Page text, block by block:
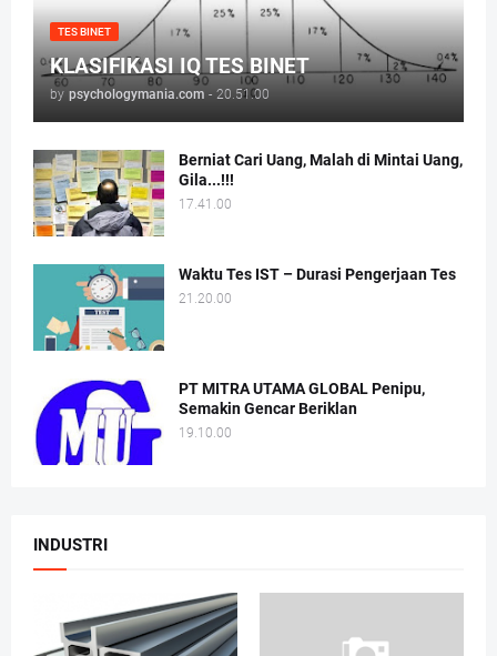
TES BINET
KLASIFIKASI IQ TES BINET
by psychologymania.com - 20.51.00
Berniat Cari Uang, Malah di Mintai Uang,
Gila...!!!
17.41.00
Waktu Tes IST – Durasi Pengerjaan Tes
21.20.00
PT MITRA UTAMA GLOBAL Penipu,
Semakin Gencar Beriklan
19.10.00
INDUSTRI